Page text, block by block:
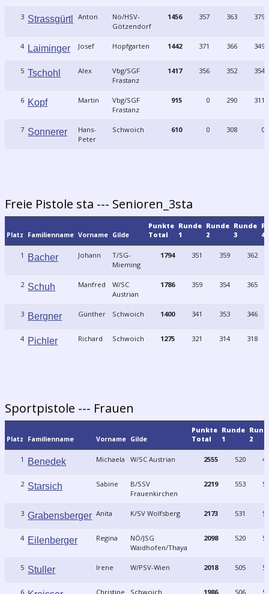
3 Strassgürtl Anton
Nö/HSV-
Götzendorf
1456 357 363 379
4 Laiminger Josef Hopfgarten 1442 371 366 349
5 Tschohl Alex
Vbg/SGF
Frastanz
1417 356 352 354
6 Kopf Martin
Vbg/SGF
Frastanz
915 0 290 311
7 Sonnerer
Hans-
Peter
Schwoich 610 0 308 0
Freie Pistole sta --- Senioren_3sta
Platz Familienname Vorname Gilde
Punkte
Total
Runde
1
Runde
2
Runde
3
4
1 Bacher Johann
T/SG-
Mieming
1794 351 359 362
2 Schuh Manfred
W/SC
Austrian
1786 359 354 365
3 Bergner Günther Schwoich 1400 341 353 346
4 Pichler Richard Schwoich 1275 321 314 318
Sportpistole --- Frauen
Platz Familienname Vorname Gilde
Punkte
Total
Runde
1
2
1 Benedek Michaela W/SC Austrian 2555 520
2 Starsich Sabine
B/SSV
Frauenkirchen
2219 553
3 Grabensberger Anita K/SV Wolfsberg 2173 531
4 Eilenberger Regina
NÖ/JSG
Waidhofen/Thaya
2098 520
5 Stuller Irene W/PSV-Wien 2018 505
6 Christine Schwoich 1986 506